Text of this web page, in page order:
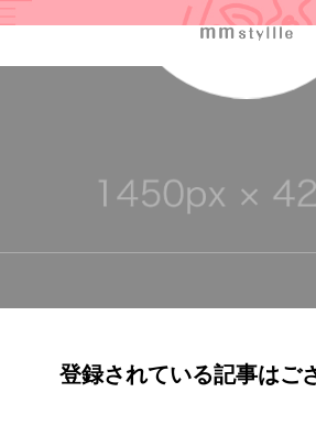
登録されている記事はご